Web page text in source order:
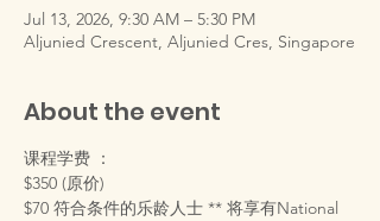
Jul 13, 2026, 9:30 AM – 5:30 PM
Aljunied Crescent, Aljunied Cres, Singapore
About the event
课程学费 ：
$350 (原价)
$70 符合条件的乐龄人士 ** 将享有National